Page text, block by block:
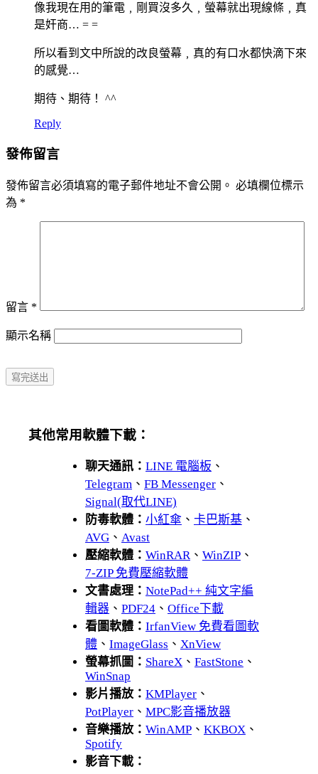
像我現在用的筆電﹐剛買沒多久﹐螢幕就出現線條﹐真
是奸商… = =
所以看到文中所說的改良螢幕﹐真的有口水都快滴下來
的感覺…
期待、期待！ ^^
Reply
發佈留言
發佈留言必須填寫的電子郵件地址不會公開。 必填欄位標示
為 *
留言 *
顯示名稱
其他常用軟體下載：
聊天通訊： LINE 電腦板 、
Telegram 、 FB Messenger 、
Signal(取代LINE)
防毒軟體： 小紅傘 、 卡巴斯基 、
AVG 、 Avast
壓縮軟體： WinRAR、 WinZIP 、
7-ZIP 免費壓縮軟體
文書處理： NotePad++ 純文字編
輯器 、 PDF24 、 Office下載
看圖軟體： IrfanView 免費看圖軟
體 、 ImageGlass 、 XnView
螢幕抓圖： ShareX 、 FastStone 、
WinSnap
影片播放： KMPlayer 、
PotPlayer 、 MPC影音播放器
音樂播放： WinAMP 、 KKBOX 、
Spotify
影音下載：